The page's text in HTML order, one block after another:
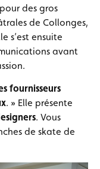
des gros
de Collonges,
s’est ensuite
avant
fournisseurs
. » Elle présente
. Vous
de skate de